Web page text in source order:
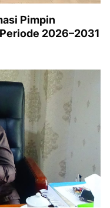
Pimpin
2026–2031